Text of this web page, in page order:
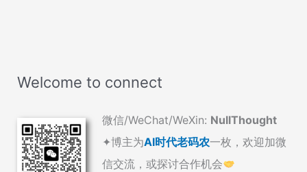
Welcome to connect
微信/WeChat/WeXin: NullThought
✦博主为AI时代老码农一枚，欢迎加微
信交流，或探讨合作机会